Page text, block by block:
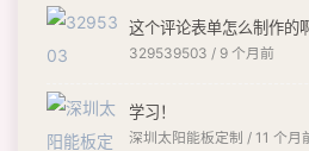
这个评论表单怎么制作的
329539503 / 9 个月前
学习！
深圳太阳能板定制 / 11 个月